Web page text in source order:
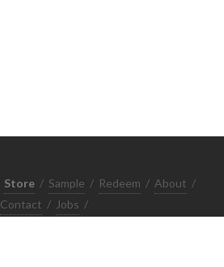
Store / Sample / Redeem / About /
Contact / Jobs /